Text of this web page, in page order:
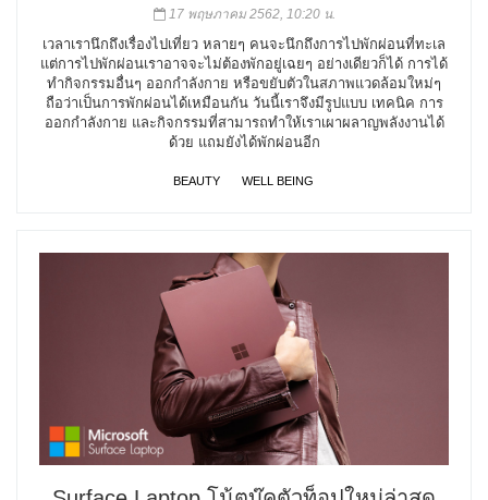
17 พฤษภาคม 2562, 10:20 น.
เวลาเรานึกถึงเรื่องไปเที่ยว หลายๆ คนจะนึกถึงการไปพักผ่อนที่ทะเล
แต่การไปพักผ่อนเราอาจจะไม่ต้องพักอยู่เฉยๆ อย่างเดียวก็ได้ การได้
ทำกิจกรรมอื่นๆ ออกกำลังกาย หรือขยับตัวในสภาพแวดล้อมใหม่ๆ
ถือว่าเป็นการพักผ่อนได้เหมือนกัน วันนี้เราจึงมีรูปแบบ เทคนิค การ
ออกกำลังกาย และกิจกรรมที่สามารถทำให้เราเผาผลาญพลังงานได้
ด้วย แถมยังได้พักผ่อนอีก
BEAUTY WELL BEING